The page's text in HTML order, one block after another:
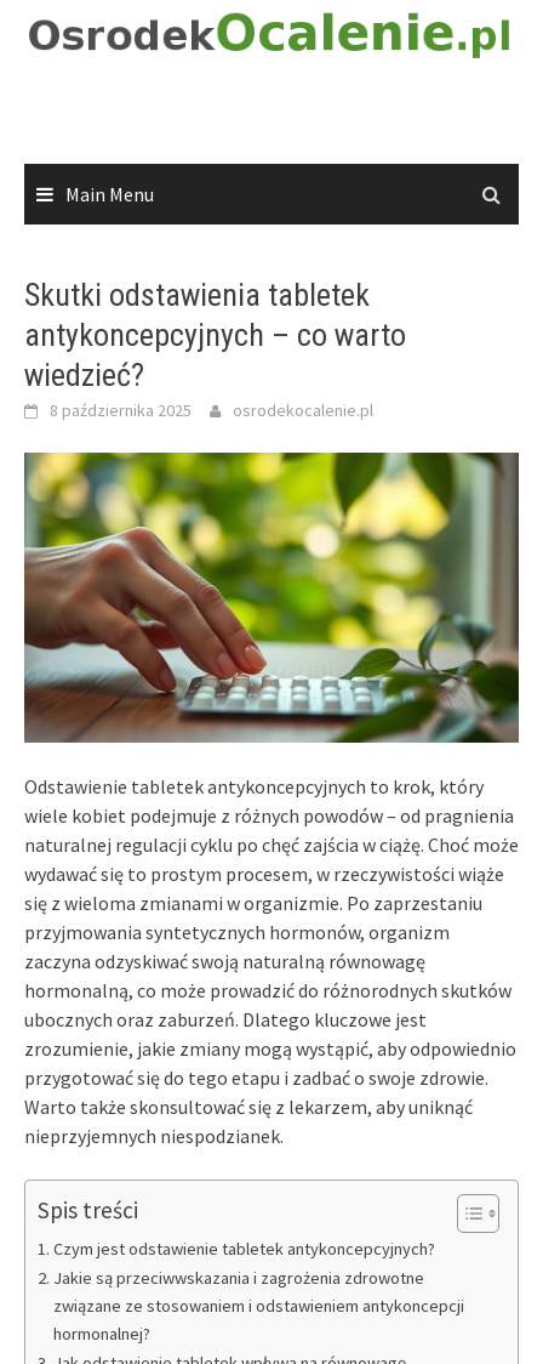
Main Menu
Skutki odstawienia tabletek
antykoncepcyjnych – co warto
wiedzieć?
8 października 2025 osrodekocalenie.pl
Odstawienie tabletek antykoncepcyjnych to krok, który
wiele kobiet podejmuje z różnych powodów – od pragnienia
naturalnej regulacji cyklu po chęć zajścia w ciążę. Choć może
wydawać się to prostym procesem, w rzeczywistości wiąże
się z wieloma zmianami w organizmie. Po zaprzestaniu
przyjmowania syntetycznych hormonów, organizm
zaczyna odzyskiwać swoją naturalną równowagę
hormonalną, co może prowadzić do różnorodnych skutków
ubocznych oraz zaburzeń. Dlatego kluczowe jest
zrozumienie, jakie zmiany mogą wystąpić, aby odpowiednio
przygotować się do tego etapu i zadbać o swoje zdrowie.
Warto także skonsultować się z lekarzem, aby uniknąć
nieprzyjemnych niespodzianek.
Spis treści
Czym jest odstawienie tabletek antykoncepcyjnych?
Jakie są przeciwwskazania i zagrożenia zdrowotne
związane ze stosowaniem i odstawieniem antykoncepcji
hormonalnej?